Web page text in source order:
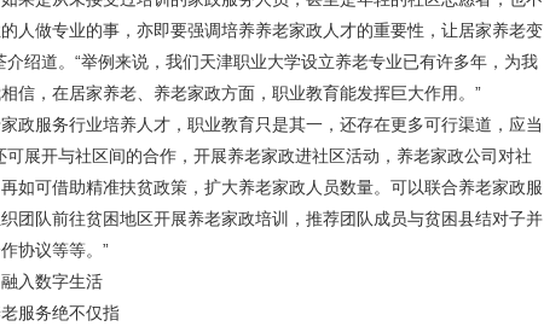
人做专业的事，亦即要强调培养养老家政人才的重要性，让居家养老变
介绍道。“举例来说，我们天津职业大学设立养老专业已有许多年，为我
信，在居家养老 、养老家政方面，职业教育能发挥巨大作用。”
服务行业培养人才，职业教育只是其一，还存在更多可行渠道，应当
可展开与社区间的合作，开展养老家政进社区活动，养老家政公司对社
如可借助精准扶贫政策，扩大养老家政人员数量。可以联合养老家政服
团队前往贫困地区开展养老家政培训，推荐团队成员与贫困县结对子并
协议等等。”
入数字生活
服务绝不仅指